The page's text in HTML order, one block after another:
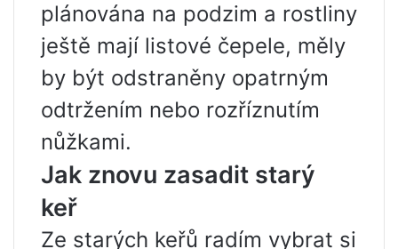
plánována na podzim a rostliny
ještě mají listové čepele, měly
by být odstraněny opatrným
odtržením nebo rozříznutím
nůžkami.
Jak znovu zasadit starý
keř
Ze starých keřů radím vybrat si